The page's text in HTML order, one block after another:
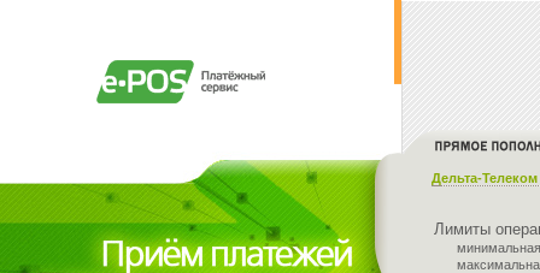
Дельта-
Лимиты